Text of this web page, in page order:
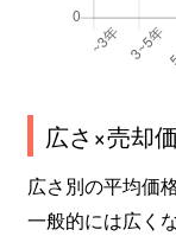
広さ×売却
広さ別の平均価
一般的には広く